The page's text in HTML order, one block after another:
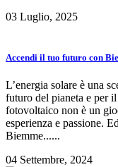
03 Luglio, 2025
Accendi il tuo futuro con
L’energia solare è una
futuro del pianeta e per
fotovoltaico non è un
esperienza e passione.
Biemme......
04 Settembre, 2024